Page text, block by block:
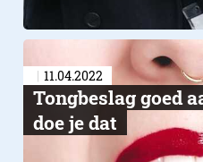
11.04.2022
Tongbeslag goed
doe je dat